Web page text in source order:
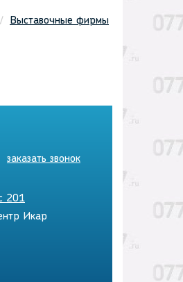
Выставочные фирмы
заказать звонок
201
Икар